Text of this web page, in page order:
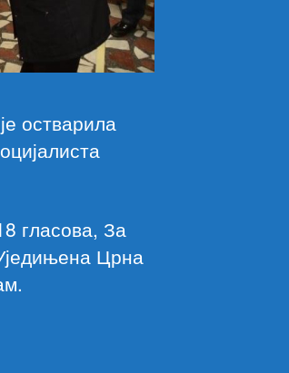
остварила
гласова, За
Црна